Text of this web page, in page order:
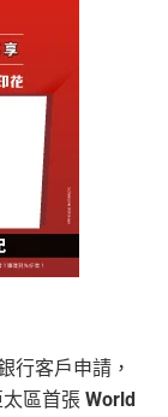
行客戶申請，
區首張 World